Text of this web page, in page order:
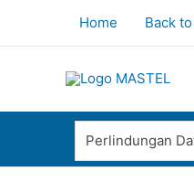
Home Back
Perlindungan